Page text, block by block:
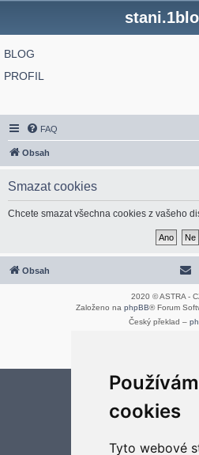
cookies
Tyto webové
BLOG
PROFIL
FAQ
Obsah
Smazat cookies
Chcete smazat všechna cookies z vašeho
Obsah
2020 © ASTRA -
Založeno na phpBB® Forum
Český překlad –
Aktualizujte